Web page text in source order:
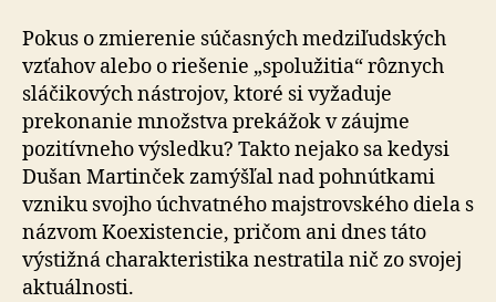
Pokus o zmierenie súčasných medziľudských
vzťahov alebo o riešenie „spolužitia“ rôznych
sláčikových nástrojov, ktoré si vyžaduje
prekonanie množstva prekážok v záujme
pozitívneho výsledku? Takto nejako sa kedysi
Dušan Martinček zamýšľal nad pohnútkami
vzniku svojho úchvatného majstrovského diela s
názvom Koexistencie, pričom ani dnes táto
výstižná charakteristika nestratila nič zo svojej
aktuálnosti.